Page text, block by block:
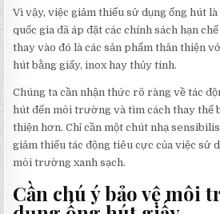
Vì vậy, việc giảm thiểu sử dụng ống hút
quốc gia đã áp đặt các chính sách hạn
thay vào đó là các sản phẩm thân thiện
hút bằng giấy, inox hay thủy tinh.
Chúng ta cần nhận thức rõ ràng về tác
hút đến môi trường và tìm cách thay thế
thiện hơn. Chỉ cần một chút nhạ
giảm thiểu tác động tiêu cực của việc sử
môi trường xanh sạch.
Cần chú ý bảo vệ môi